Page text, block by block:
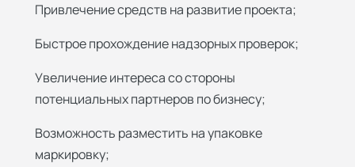
Привлечение средств на развитие проекта;
Быстрое прохождение надзорных проверок;
Увеличение интереса со стороны
потенциальных партнеров по бизнесу;
Возможность разместить на упаковке
маркировку;